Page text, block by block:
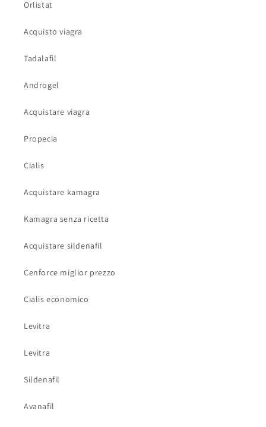
Orlistat
Acquisto viagra
Tadalafil
Androgel
Acquistare viagra
Propecia
Cialis
Acquistare kamagra
Kamagra senza ricetta
Acquistare sildenafil
Cenforce miglior prezzo
Cialis economico
Levitra
Levitra
Sildenafil
Avanafil